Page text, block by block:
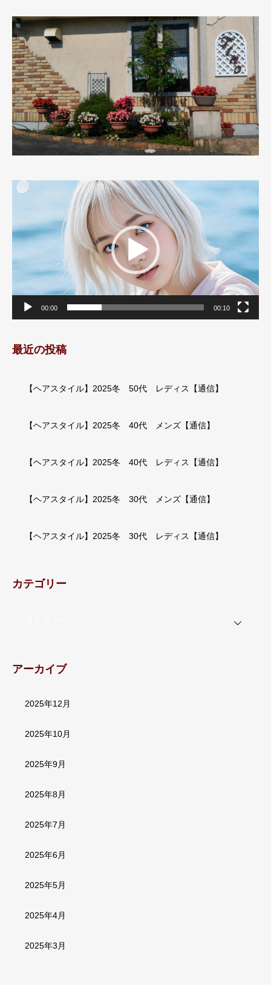
動
画
ヤ
ー
00:00 00:10
最近の投稿
【ヘアスタイル】2025冬 50代 レディス【通信】
【ヘアスタイル】2025冬 40代 メンズ【通信】
【ヘアスタイル】2025冬 40代 レディス【通信】
【ヘアスタイル】2025冬 30代 メンズ【通信】
【ヘアスタイル】2025冬 30代 レディス【通信】
カテゴリー
アーカイブ
2025年12月
2025年10月
2025年9月
2025年8月
2025年7月
2025年6月
2025年5月
2025年4月
2025年3月